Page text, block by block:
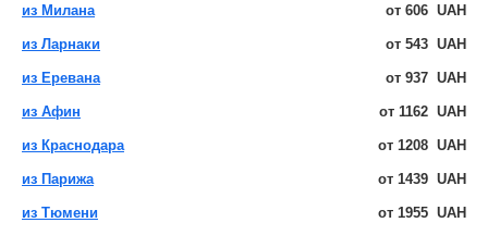
из Милана от 606 UAH
из Ларнаки от 543 UAH
из Еревана от 937 UAH
из Афин от 1162 UAH
из Краснодара от 1208 UAH
из Парижа от 1439 UAH
из Тюмени от 1955 UAH